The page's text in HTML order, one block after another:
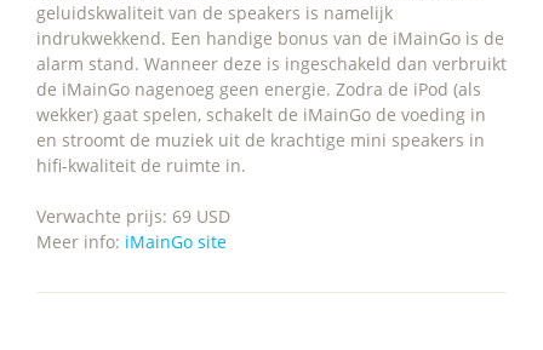
geluidskwaliteit van de speakers is namelijk
indrukwekkend. Een handige bonus van de iMainGo is de
alarm stand. Wanneer deze is ingeschakeld dan verbruikt
de iMainGo nagenoeg geen energie. Zodra de iPod (als
wekker) gaat spelen, schakelt de iMainGo de voeding in
en stroomt de muziek uit de krachtige mini speakers in
hifi-kwaliteit de ruimte in.
Verwachte prijs: 69 USD
Meer info: iMainGo site